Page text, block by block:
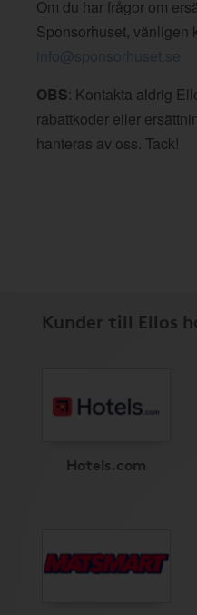
Om du har frågor om
Sponsorhuset, vänligen
info@sponsorhuset.se
OBS: Kontakta aldrig
rabattkoder eller
hanteras av oss. Tack!
Kunder till Ellos
Hotels.com